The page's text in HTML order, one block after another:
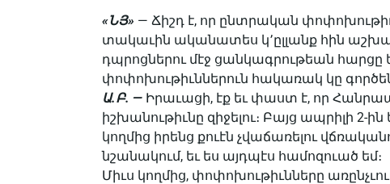
«ՆՅ» — Ճիշդ է, որ ընտրական
տակաւին ակա­նատես կ՚ըլլանք հին
դպրոցներու մէջ ցանկագրութեան հարցը
փոփոխութիւններուն հակառակ կը
Ա.Բ. — Իրաւացի, էք եւ փաստ է, որ
իշխանու­թիւնը զիջելու։ Բայց ապրիլի 2-
կողմից իրենց քուէն չվաճառելու
նշանակում, եւ ես այդպէս համոզուած եմ։
Միւս կողմից, փոփոխութիւնները